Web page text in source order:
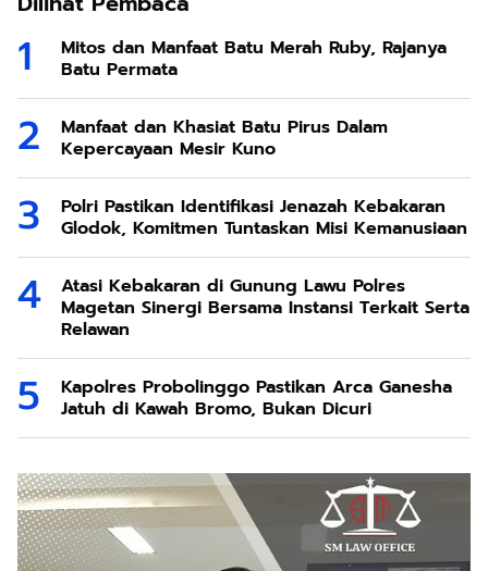
Mitos dan Manfaat Batu Merah Ruby, Rajanya
Batu Permata
Manfaat dan Khasiat Batu Pirus Dalam
Kepercayaan Mesir Kuno
Polri Pastikan Identifikasi Jenazah Kebakaran
Glodok, Komitmen Tuntaskan Misi Kemanusiaan
Atasi Kebakaran di Gunung Lawu Polres
Magetan Sinergi Bersama Instansi Terkait Serta
Relawan
Kapolres Probolinggo Pastikan Arca Ganesha
Jatuh di Kawah Bromo, Bukan Dicuri